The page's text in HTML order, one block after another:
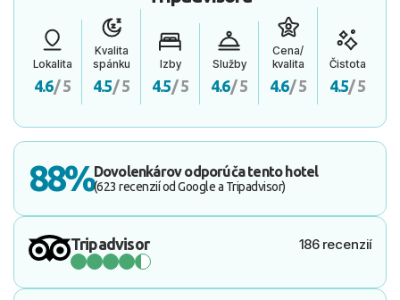
Lokalita
4.6/ 5
Kvalita
spánku
4.5/ 5
Izby
4.5/ 5
Služby
4.6/ 5
Cena/
kvalita
4.6/ 5
Čistota
4.5/ 5
88%Dovolenkárov odporúča tento hotel
(623 recenzií od Google a Tripadvisor)
Tripadvisor 186 recenzií